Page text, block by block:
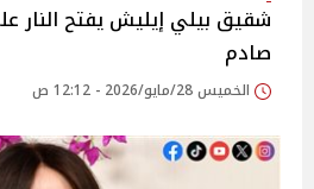
شقيق بيلي إيليش يفتح النار
صادم
الخميس 28/مايو/2026 - 12:12 ص